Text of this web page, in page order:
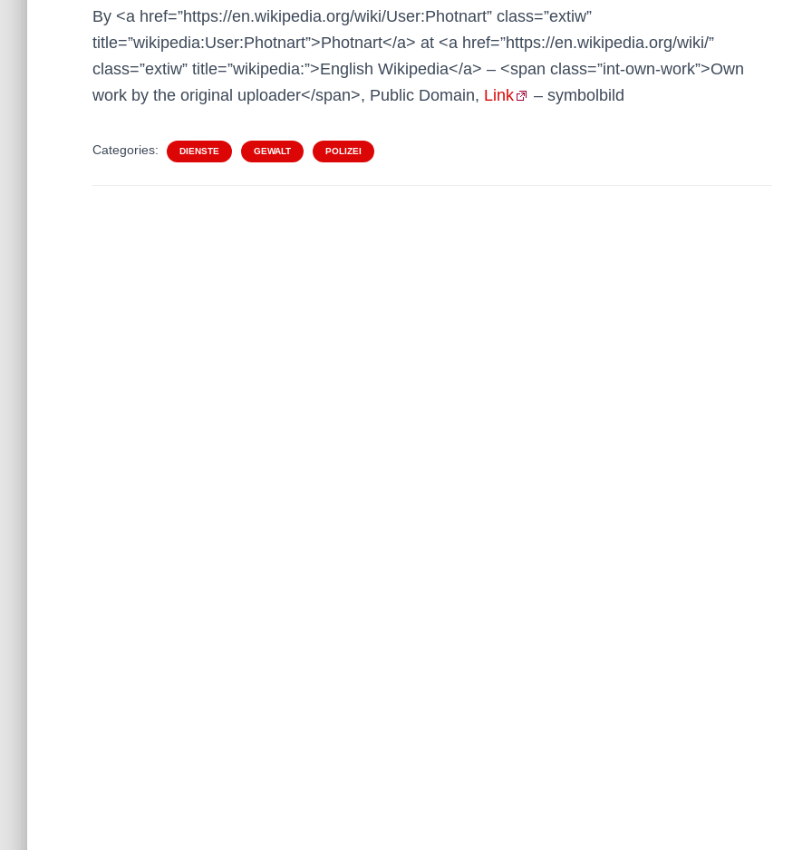
By <a href=”https://en.wikipedia.org/wiki/User:Photnart” class=”extiw”
title=”wikipedia:User:Photnart”>Photnart</a> at <a href=”https://en.wikipedia.org/wiki/”
class=”extiw” title=”wikipedia:”>English Wikipedia</a> – <span class=”int-own-work”>Own
work by the original uploader</span>, Public Domain, Link – symbolbild
Categories: DIENSTE GEWALT POLIZEI